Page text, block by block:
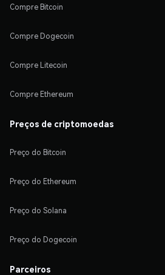
Compre Bitcoin
Compre Dogecoin
Compre Litecoin
Compre Ethereum
Preços de criptomoedas
Preço do Bitcoin
Preço do Ethereum
Preço do Solana
Preço do Dogecoin
Parceiros